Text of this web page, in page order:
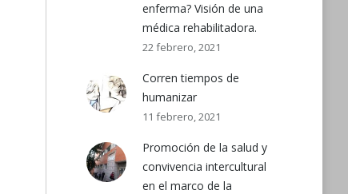
enferma? Visión de una
médica rehabilitadora.
22 febrero, 2021
Corren tiempos de
humanizar
11 febrero, 2021
Promoción de la salud y
convivencia intercultural
en el marco de la